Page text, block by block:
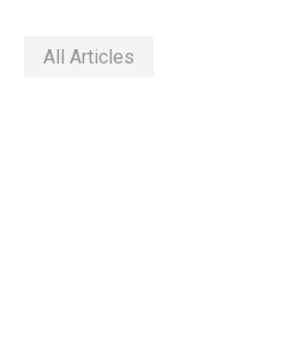
All Articles